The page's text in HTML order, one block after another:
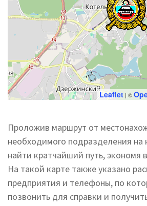
Leaflet | ©
Проложив маршрут от
необходимого подразделения на
найти кратчайший путь, экономя
На такой карте также указано
предприятия и телефоны, по
позвонить для справки и